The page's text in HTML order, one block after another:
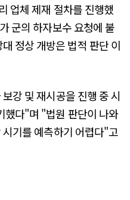
업체 제재 절차를 진행했
군의 하자보수 요청에 불
정상 개방은 법적 판단 이
강 및 재시공을 진행 중 시
했다"며 "법원 판단이 나와
기를 예측하기 어렵다"고